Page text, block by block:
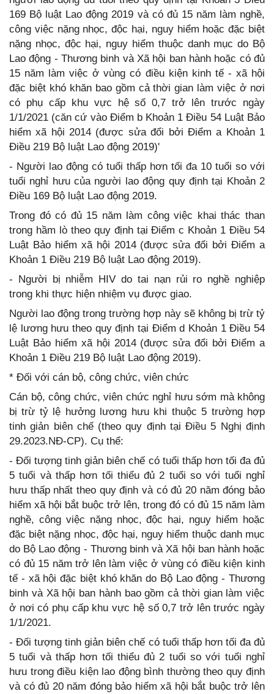
169 Bộ luật Lao động 2019 và có đủ 15 năm làm nghề,
công việc nặng nhọc, độc hại, nguy hiểm hoặc đặc biệt
nặng nhọc, độc hại, nguy hiểm thuộc danh mục do Bộ
Lao động - Thương binh và Xã hội ban hành hoặc có đủ
15 năm làm việc ở vùng có điều kiện kinh tế - xã hội
đặc biệt khó khăn bao gồm cả thời gian làm việc ở nơi
có phụ cấp khu vực hệ số 0,7 trở lên trước ngày
1/1/2021 (căn cứ vào Điểm b Khoản 1 Điều 54 Luật Bảo
hiểm xã hội 2014 (được sửa đổi bởi Điểm a Khoản 1
Điều 219 Bộ luật Lao động 2019)'
- Người lao động có tuổi thấp hơn tối đa 10 tuổi so với
tuổi nghỉ hưu của người lao động quy định tại Khoản 2
Điều 169 Bộ luật Lao động 2019.
Trong đó có đủ 15 năm làm công việc khai thác than
trong hầm lò theo quy định tại Điểm c Khoản 1 Điều 54
Luật Bảo hiểm xã hội 2014 (được sửa đổi bởi Điểm a
Khoản 1 Điều 219 Bộ luật Lao động 2019).
- Người bị nhiễm HIV do tai nạn rủi ro nghề nghiệp
trong khi thực hiện nhiệm vụ được giao.
Người lao động trong trường hợp này sẽ không bị trừ tỷ
lệ lương hưu theo quy định tại Điểm d Khoản 1 Điều 54
Luật Bảo hiểm xã hội 2014 (được sửa đổi bởi Điểm a
Khoản 1 Điều 219 Bộ luật Lao động 2019).
* Đối với cán bộ, công chức, viên chức
Cán bộ, công chức, viên chức nghỉ hưu sớm mà không
bị trừ tỷ lệ hưởng lương hưu khi thuộc 5 trường hợp
tinh giản biên chế (theo quy định tại Điều 5 Nghị định
29.2023.NĐ-CP). Cụ thể:
- Đối tượng tinh giản biên chế có tuổi thấp hơn tối đa đủ
5 tuổi và thấp hơn tối thiểu đủ 2 tuổi so với tuổi nghỉ
hưu thấp nhất theo quy định và có đủ 20 năm đóng bảo
hiểm xã hội bắt buộc trở lên, trong đó có đủ 15 năm làm
nghề, công việc nặng nhọc, độc hại, nguy hiểm hoặc
đặc biệt nặng nhọc, độc hại, nguy hiểm thuộc danh mục
do Bộ Lao động - Thương binh và Xã hội ban hành hoặc
có đủ 15 năm trở lên làm việc ở vùng có điều kiện kinh
tế - xã hội đặc biệt khó khăn do Bộ Lao động - Thương
binh và Xã hội ban hành bao gồm cả thời gian làm việc
ở nơi có phụ cấp khu vực hệ số 0,7 trở lên trước ngày
1/1/2021.
- Đối tượng tinh giản biên chế có tuổi thấp hơn tối đa đủ
5 tuổi và thấp hơn tối thiểu đủ 2 tuổi so với tuổi nghỉ
hưu trong điều kiện lao động bình thường theo quy định
và có đủ 20 năm đóng bảo hiểm xã hội bắt buộc trở lên